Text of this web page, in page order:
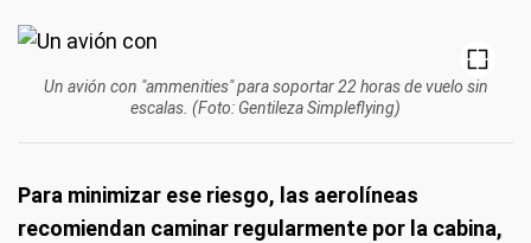
Un avión con "ammenities" para soportar 22 horas de vuelo sin
escalas. (Foto: Gentileza Simpleflying)
Para minimizar ese riesgo, las aerolíneas
recomiendan caminar regularmente por la cabina,